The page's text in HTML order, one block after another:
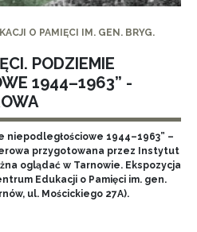
O PAMIĘCI IM. GEN. BRYG.
PODZIEMIE
1944–1963” -
niepodległościowe 1944–1963” –
przygotowana przez Instytut
oglądać w Tarnowie. Ekspozycja
Edukacji o Pamięci im. gen.
ul. Mościckiego 27A).